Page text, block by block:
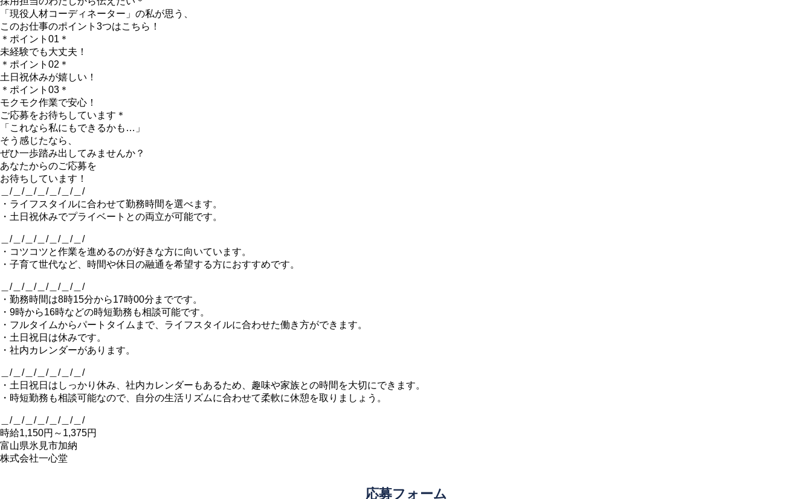
「現役人材コーディネーター」の私が思う、
このお仕事のポイント3つはこちら！
＊ポイント01＊
未経験でも大丈夫！
＊ポイント02＊
土日祝休みが嬉しい！
＊ポイント03＊
モクモク作業で安心！
ご応募をお待ちしています＊
「これなら私にもできるかも…」
そう感じたなら、
ぜひ一歩踏み出してみませんか？
あなたからのご応募を
お待ちしています！
＿/＿/＿/＿/＿/＿/＿/
・ライフスタイルに合わせて勤務時間を選べます。
・土日祝休みでプライベートとの両立が可能です。
＿/＿/＿/＿/＿/＿/＿/
・コツコツと作業を進めるのが好きな方に向いています。
・子育て世代など、時間や休日の融通を希望する方におすすめです。
＿/＿/＿/＿/＿/＿/＿/
・勤務時間は8時15分から17時00分までです。
・9時から16時などの時短勤務も相談可能です。
・フルタイムからパートタイムまで、ライフスタイルに合わせた働き方ができます。
・土日祝日は休みです。
・社内カレンダーがあります。
＿/＿/＿/＿/＿/＿/＿/
・土日祝日はしっかり休み、社内カレンダーもあるため、趣味や家族との時間を大切にできます。
・時短勤務も相談可能なので、自分の生活リズムに合わせて柔軟に休憩を取りましょう。
＿/＿/＿/＿/＿/＿/＿/
時給1,150円～1,375円
富山県氷見市加納
株式会社一心堂
応募フォーム